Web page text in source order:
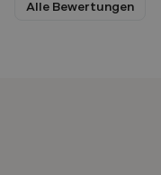
Alle Bewertungen